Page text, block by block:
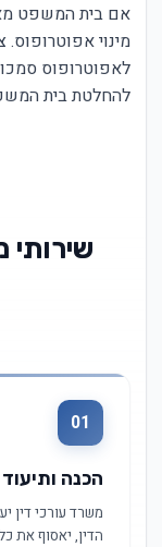
אם בית המשפט
מינוי
לאפוטרופוס
להחלטת בית
שירותי
01
הכנה
משרד עורכי
הדין, יאסוף את